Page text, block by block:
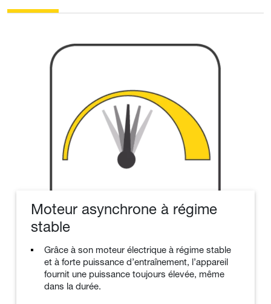
Moteur asynchrone à régime
stable
Grâce à son moteur électrique à régime stable
et à forte puissance d’entraînement, l’appareil
fournit une puissance toujours élevée, même
dans la durée.